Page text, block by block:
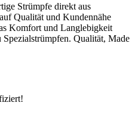
Strümpfe direkt aus
Qualität und Kundennähe
Komfort und Langlebigkeit
Qualität, Made